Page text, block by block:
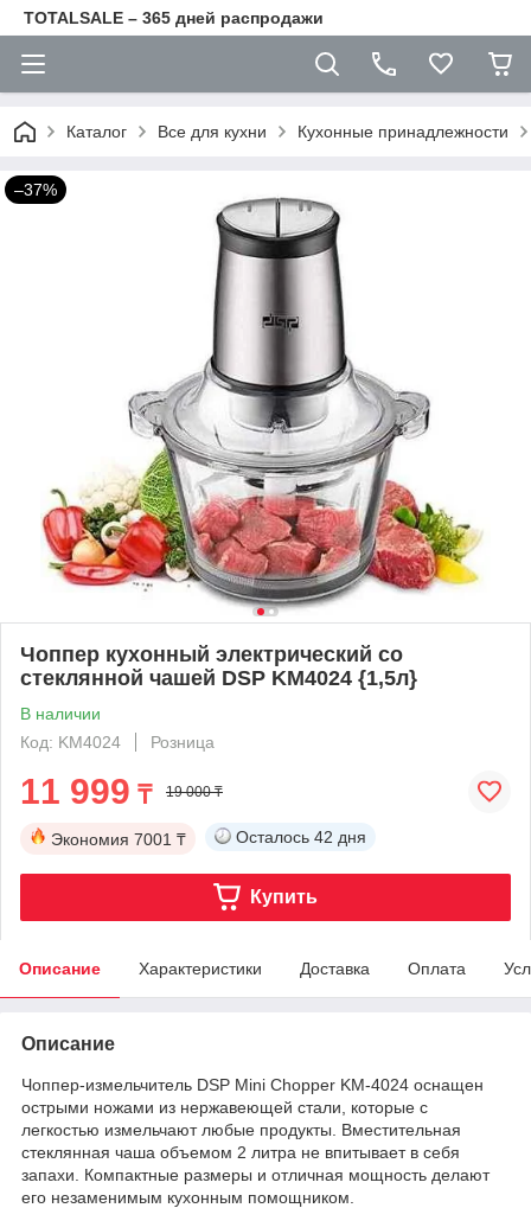
TOTALSALE – 365 дней распродажи
Каталог Все для кухни Кухонные принадлежности
–37%
Чоппер кухонный электрический со
стеклянной чашей DSP KM4024 {1,5л}
В наличии
Код: KM4024
Розница
11 999 ₸ 19 000 ₸
Экономия 7001 ₸ Осталось 42 дня
Купить
Описание Характеристики Доставка Оплата
Описание
Чоппер-измельчитель DSP Mini Chopper KM-4024 оснащен
острыми ножами из нержавеющей стали, которые с
легкостью измельчают любые продукты. Вместительная
стеклянная чаша объемом 2 литра не впитывает в себя
запахи. Компактные размеры и отличная мощность делают
его незаменимым кухонным помощником.